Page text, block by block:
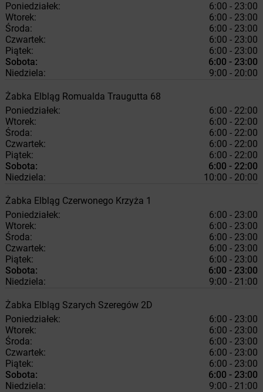
Poniedziałek:
6:00 - 23:00
Wtorek:
6:00 - 23:00
Środa:
6:00 - 23:00
Czwartek:
6:00 - 23:00
Piątek:
6:00 - 23:00
Sobota:
6:00 - 23:00
Niedziela:
9:00 - 20:00
Żabka Elbląg Romualda Traugutta 68
Poniedziałek:
6:00 - 22:00
Wtorek:
6:00 - 22:00
Środa:
6:00 - 22:00
Czwartek:
6:00 - 22:00
Piątek:
6:00 - 22:00
Sobota:
6:00 - 22:00
Niedziela:
10:00 - 20:00
Żabka Elbląg Czerwonego Krzyża 1
Poniedziałek:
6:00 - 23:00
Wtorek:
6:00 - 23:00
Środa:
6:00 - 23:00
Czwartek:
6:00 - 23:00
Piątek:
6:00 - 23:00
Sobota:
6:00 - 23:00
Niedziela:
9:00 - 21:00
Żabka Elbląg Szarych Szeregów 2D
Poniedziałek:
6:00 - 23:00
Wtorek:
6:00 - 23:00
Środa:
6:00 - 23:00
Czwartek:
6:00 - 23:00
Piątek:
6:00 - 23:00
Sobota:
6:00 - 23:00
Niedziela:
9:00 - 21:00